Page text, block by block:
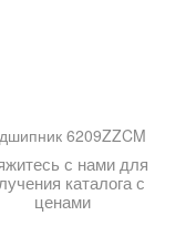
6209ZZCM
с нами для
каталога с
ценами